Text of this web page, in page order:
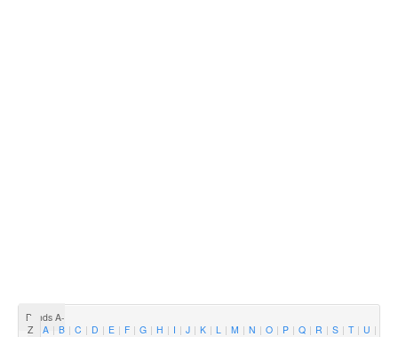
Bands A-
Z
A B C D E F G H I J K L M N O P Q R S T U